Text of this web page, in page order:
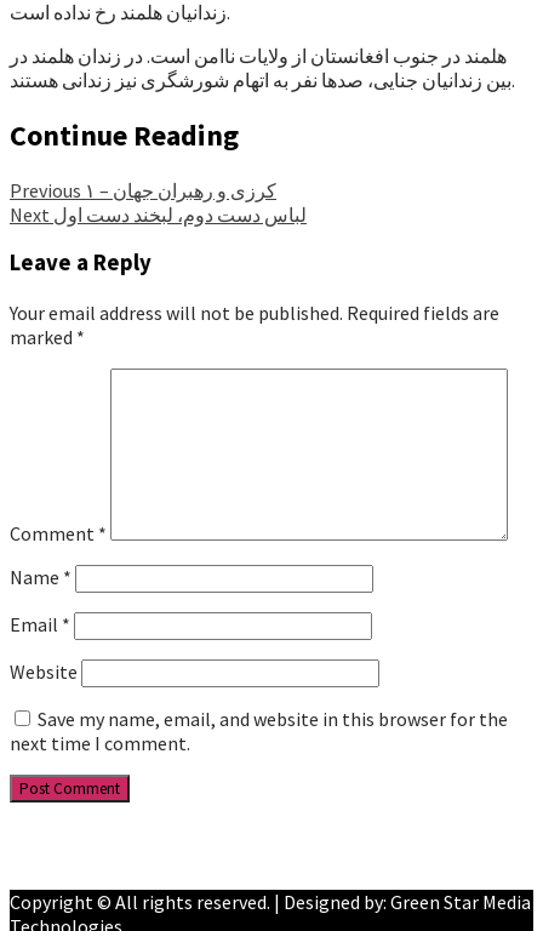
زندانیان هلمند رخ نداده است.
هلمند در جنوب افغانستان از ولایات ناامن است. در زندان هلمند در
بین زندانیان جنایی، صدها نفر به اتهام شورشگری نیز زندانی هستند.
Continue Reading
Previous
کرزی و رهبران جهان – ۱
Next لباس دست دوم، لبخند دست اول
Leave a Reply
Your email address will not be published. Required fields are
marked *
Comment *
Name *
Email *
Website
Save my name, email, and website in this browser for the
next time I comment.
Copyright © All rights reserved. | Designed by: Green Star Media